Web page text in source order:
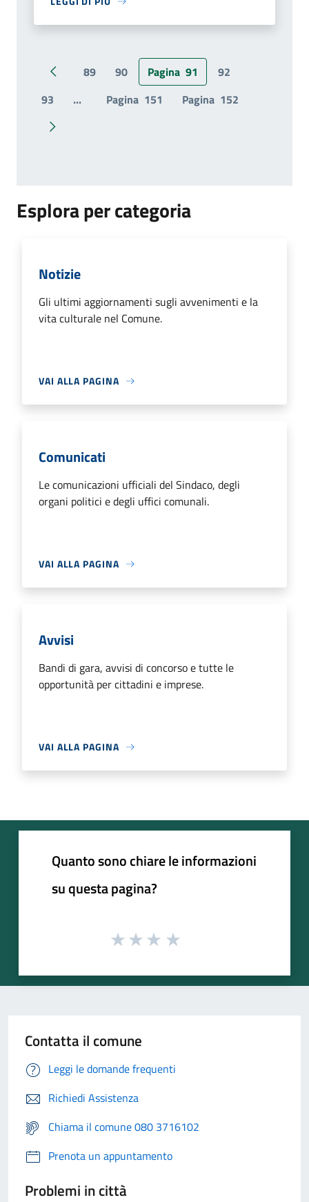
Pagina precedente
89 90 Pagina 91
92
93
... Pagina 151 Pagina 152
Pagina successiva
Esplora per categoria
Notizie
Gli ultimi aggiornamenti sugli avvenimenti e la
vita culturale nel Comune.
VAI ALLA PAGINA
Comunicati
Le comunicazioni ufficiali del Sindaco, degli
organi politici e degli uffici comunali.
VAI ALLA PAGINA
Avvisi
Bandi di gara, avvisi di concorso e tutte le
opportunità per cittadini e imprese.
VAI ALLA PAGINA
Quanto sono chiare le informazioni
su questa pagina?
Contatta il comune
Leggi le domande frequenti
Richiedi Assistenza
Chiama il comune 080 3716102
Prenota un appuntamento
Problemi in città